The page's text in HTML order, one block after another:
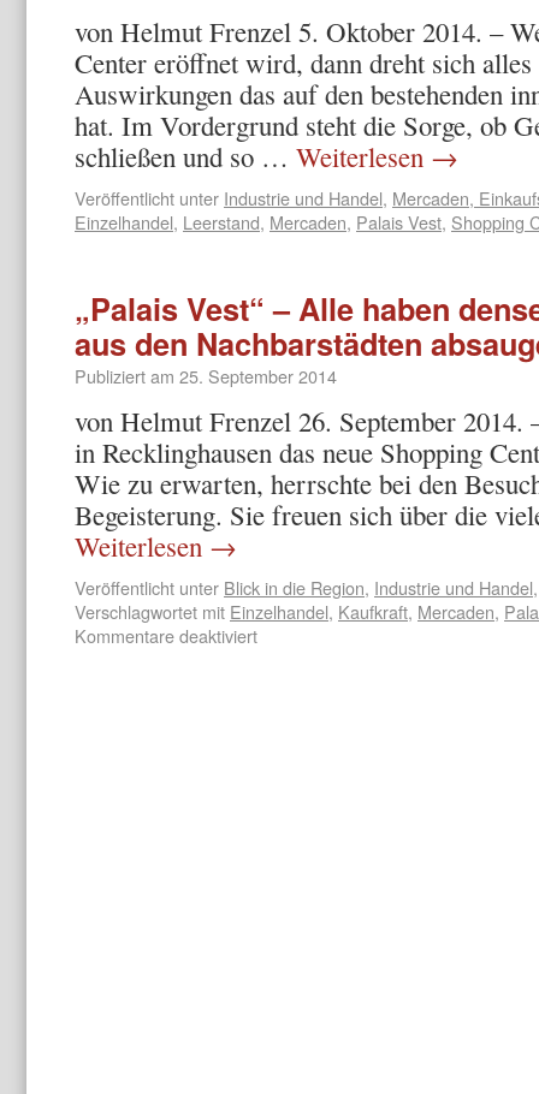
von Helmut Frenzel 5. Oktober 2014. –
Center eröffnet wird, dann dreht sich
Auswirkungen das auf den bestehenden
hat. Im Vordergrund steht die Sorge, ob
schließen und so … Weiterlesen →
Veröffentlicht unter Industrie und Handel, Mercaden,
Einzelhandel, Leerstand, Mercaden, Palais Vest, Shopping
„Palais Vest“ – Alle haben
aus den Nachbarstädten
Publiziert am 25. September 2014
von Helmut Frenzel 26. September 2014.
in Recklinghausen das neue Shopping
Wie zu erwarten, herrschte bei den
Begeisterung. Sie freuen sich über die
Weiterlesen →
Veröffentlicht unter Blick in die Region, Industrie und Handel
Verschlagwortet mit Einzelhandel, Kaufkraft, Mercaden,
Kommentare deaktiviert